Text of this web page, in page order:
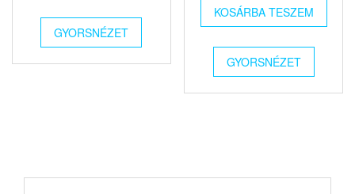
GYORSNÉZET
KOSÁRBA TESZEM
GYORSNÉZET